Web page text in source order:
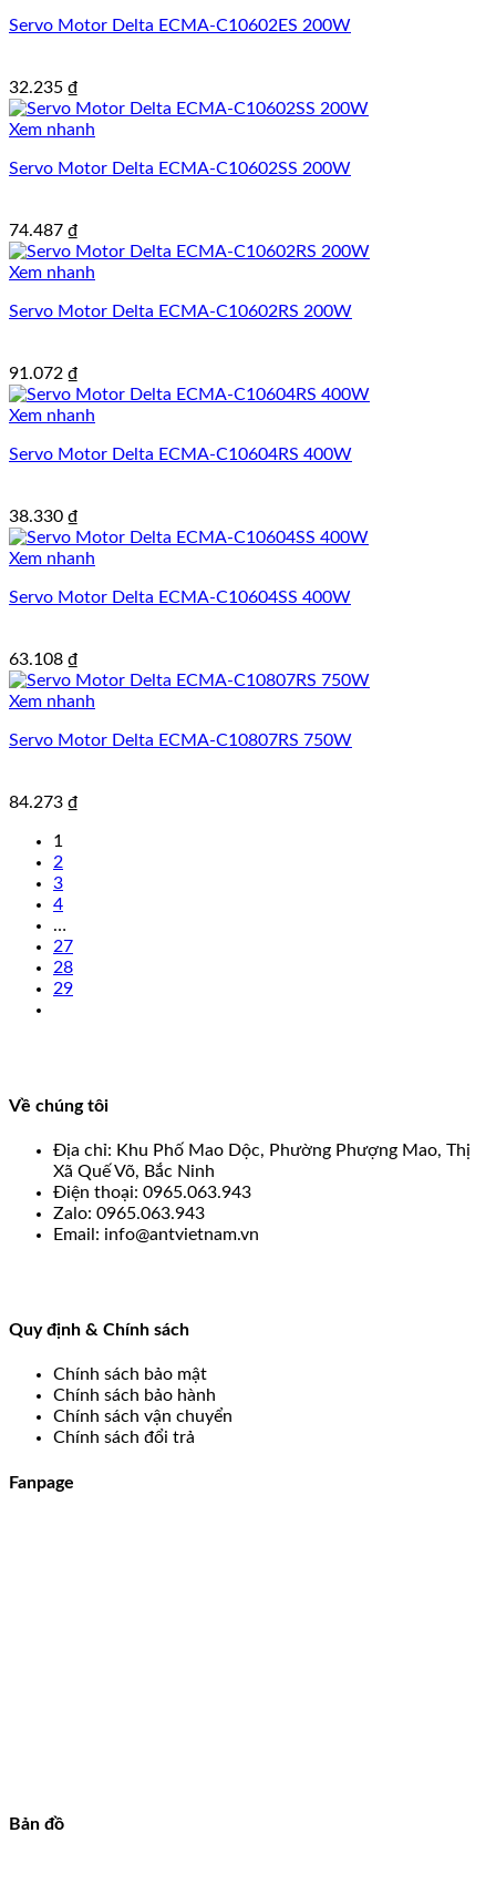
Servo Motor Delta ECMA-C10602ES 200W
32.235 ₫
Xem nhanh
Servo Motor Delta ECMA-C10602SS 200W
74.487 ₫
Xem nhanh
Servo Motor Delta ECMA-C10602RS 200W
91.072 ₫
Xem nhanh
Servo Motor Delta ECMA-C10604RS 400W
38.330 ₫
Xem nhanh
Servo Motor Delta ECMA-C10604SS 400W
63.108 ₫
Xem nhanh
Servo Motor Delta ECMA-C10807RS 750W
84.273 ₫
1
2
3
4
…
27
28
29
Về chúng tôi
Địa chỉ: Khu Phố Mao Dộc, Phường Phượng Mao, Thị
Xã Quế Võ, Bắc Ninh
Điện thoại: 0965.063.943
Zalo: 0965.063.943
Email: info@antvietnam.vn
Quy định & Chính sách
Chính sách bảo mật
Chính sách bảo hành
Chính sách vận chuyển
Chính sách đổi trả
Fanpage
Bản đồ